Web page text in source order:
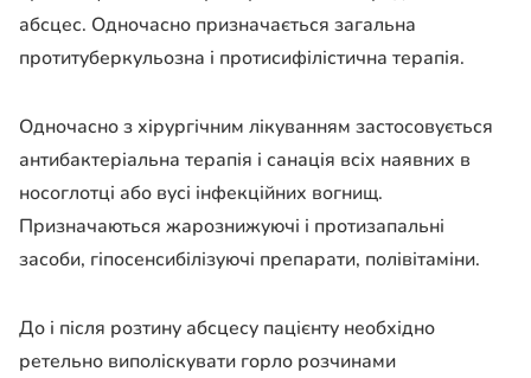
абсцес. Одночасно призначається загальна
протитуберкульозна і протисифілістична терапія.
Одночасно з хірургічним лікуванням застосовується
антибактеріальна терапія і санація всіх наявних в
носоглотці або вусі інфекційних вогнищ.
Призначаються жарознижуючі і протизапальні
засоби, гіпосенсибілізуючі препарати, полівітаміни.
До і після розтину абсцесу пацієнту необхідно
ретельно виполіскувати горло розчинами